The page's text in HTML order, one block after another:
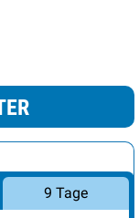
9 Tage